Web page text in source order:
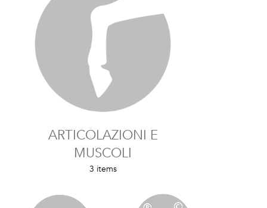
ARTICOLAZIONI E
MUSCOLI
3 items